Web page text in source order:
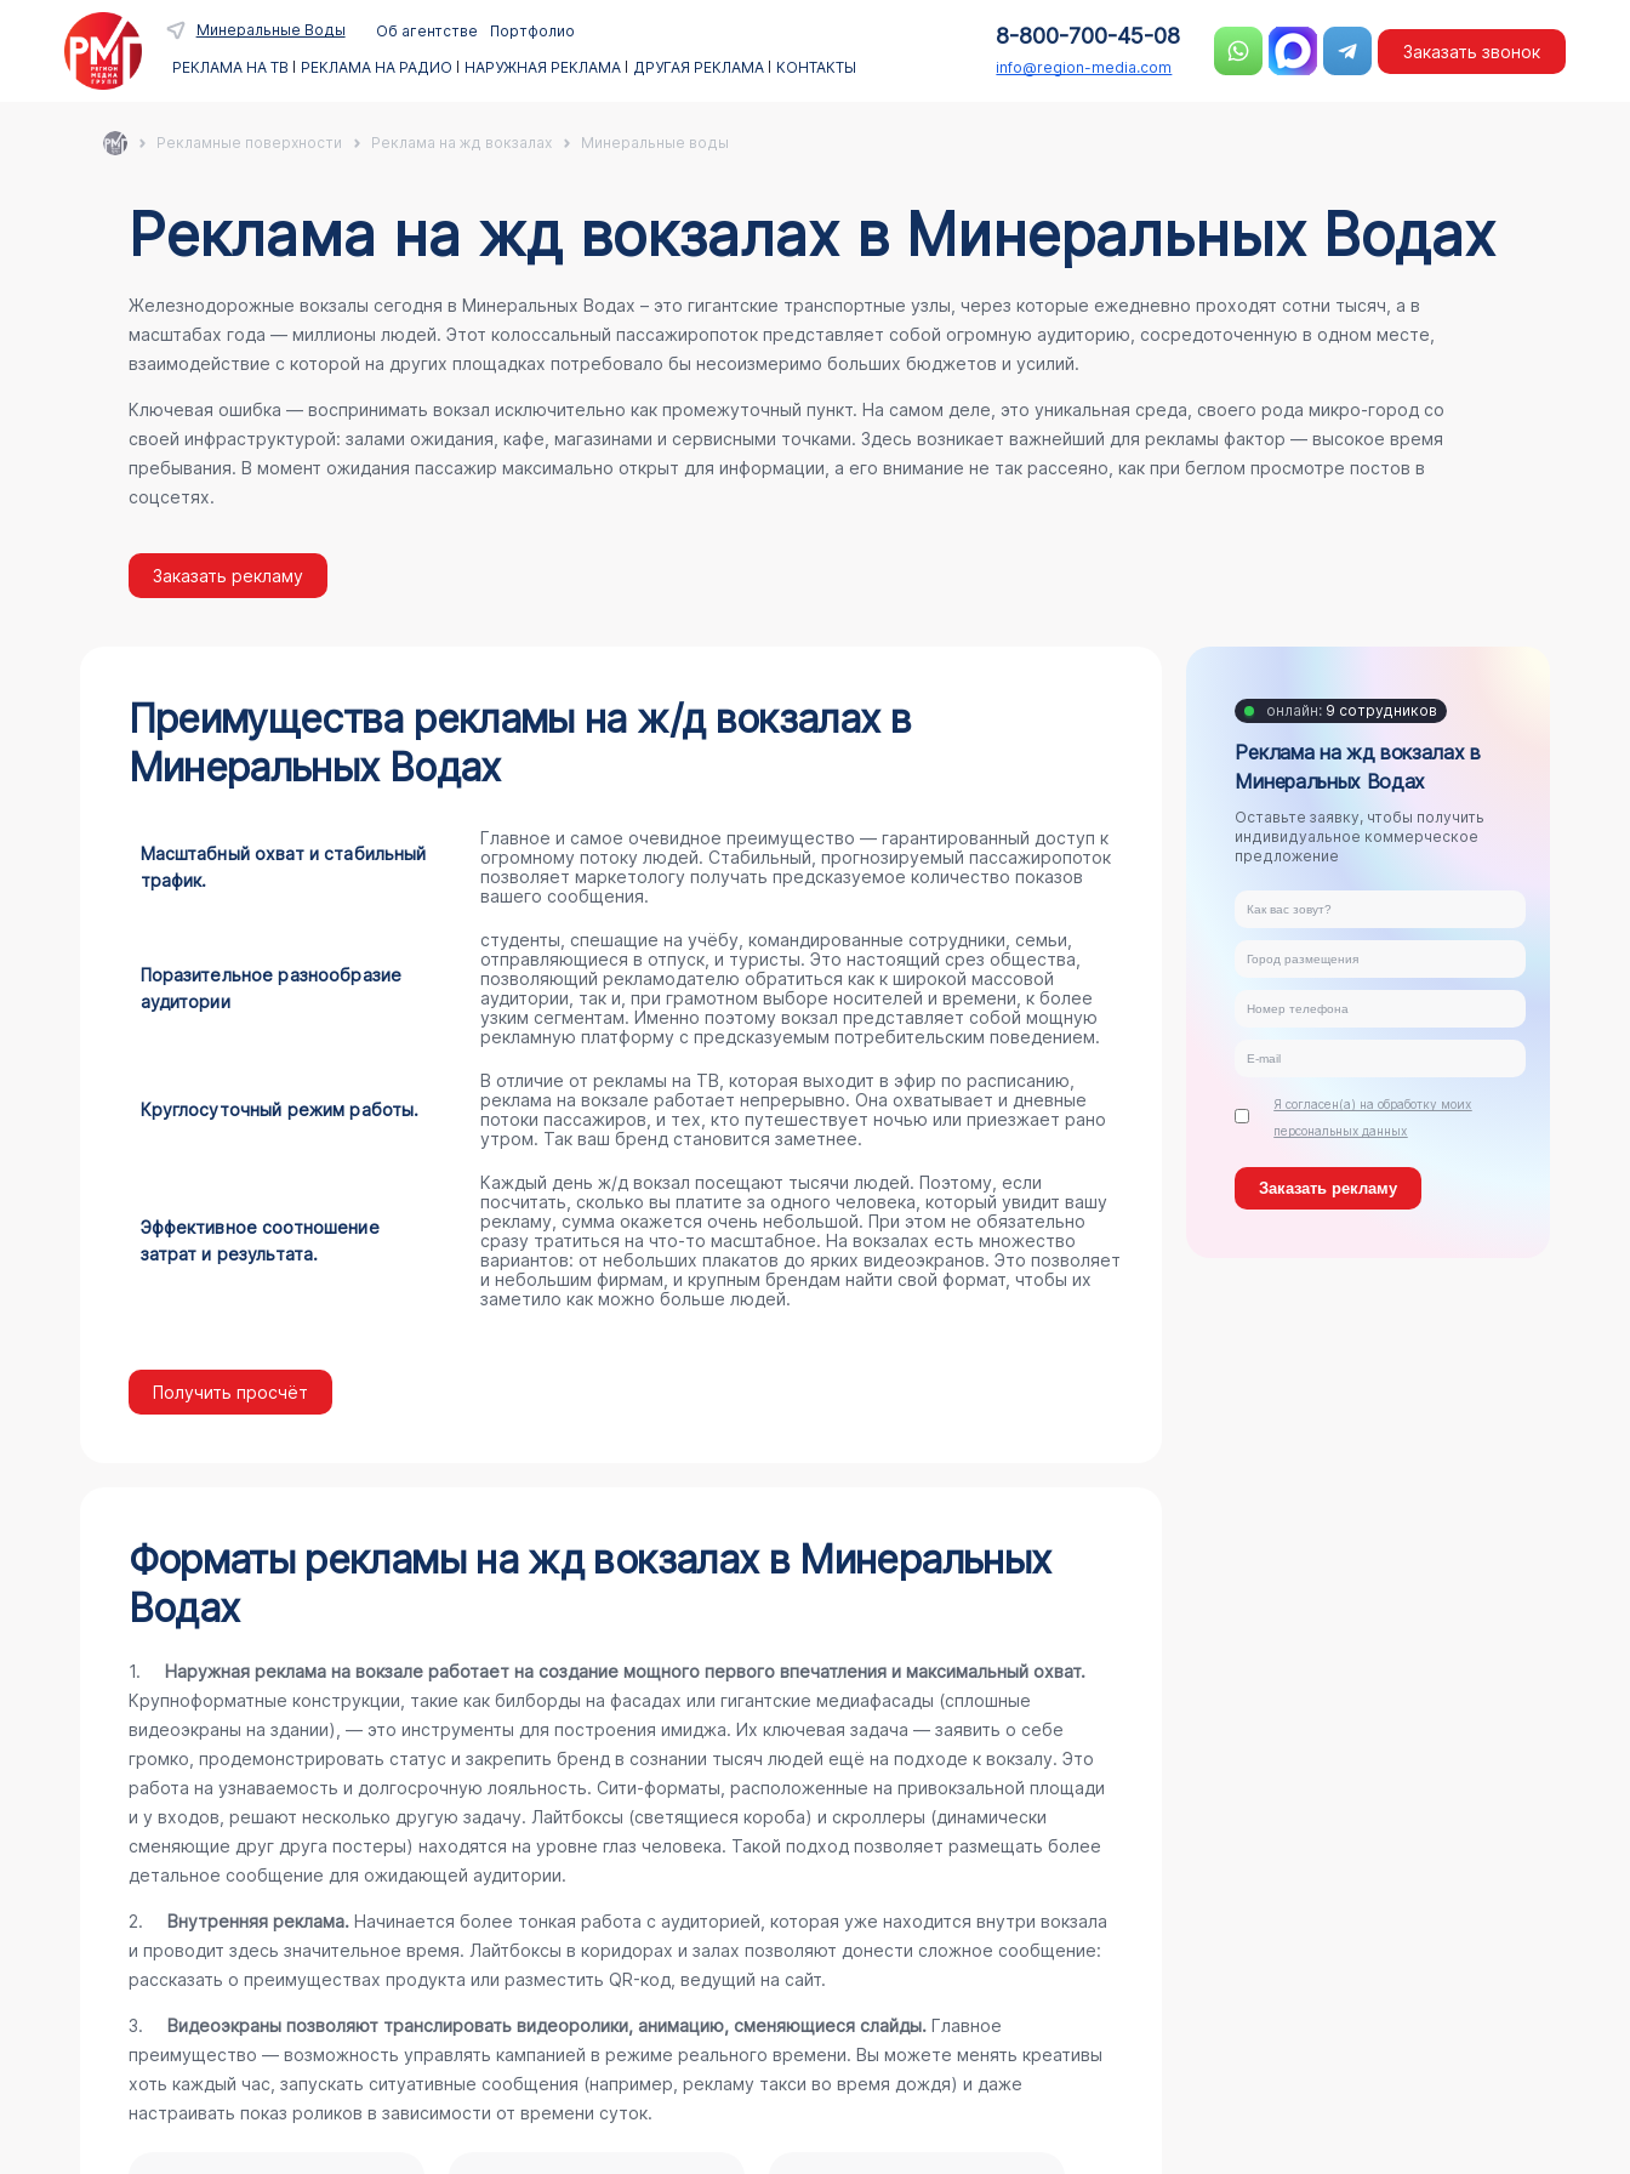
Минеральные Воды Об агентстве
Портфолио
РЕКЛАМА НА ТВ
РЕКЛАМА НА РАДИО НАРУЖНАЯ РЕКЛАМА ДРУГАЯ РЕКЛАМА КОНТАКТЫ
8-800-700-45-08
info@region-media.com
Заказать звонок
Рекламные поверхности Реклама на жд вокзалах Минеральные воды
Реклама на жд вокзалах в Минеральных Водах
Железнодорожные вокзалы сегодня в Минеральных Водах – это гигантские транспортные узлы, через которые ежедневно проходят сотни тысяч, а в
масштабах года — миллионы людей. Этот колоссальный пассажиропоток представляет собой огромную аудиторию, сосредоточенную в одном месте,
взаимодействие с которой на других площадках потребовало бы несоизмеримо больших бюджетов и усилий.
Ключевая ошибка — воспринимать вокзал исключительно как промежуточный пункт. На самом деле, это уникальная среда, своего рода микро-город со
своей инфраструктурой: залами ожидания, кафе, магазинами и сервисными точками. Здесь возникает важнейший для рекламы фактор — высокое время
пребывания. В момент ожидания пассажир максимально открыт для информации, а его внимание не так рассеяно, как при беглом просмотре постов в
соцсетях.
Заказать рекламу
Преимущества рекламы на ж/д вокзалах в
Минеральных Водах
Масштабный охват и стабильный
трафик.
Главное и самое очевидное преимущество — гарантированный доступ к
огромному потоку людей. Стабильный, прогнозируемый пассажиропоток
позволяет маркетологу получать предсказуемое количество показов
вашего сообщения.
Поразительное разнообразие
аудитории
студенты, спешащие на учёбу, командированные сотрудники, семьи,
отправляющиеся в отпуск, и туристы. Это настоящий срез общества,
позволяющий рекламодателю обратиться как к широкой массовой
аудитории, так и, при грамотном выборе носителей и времени, к более
узким сегментам. Именно поэтому вокзал представляет собой мощную
рекламную платформу с предсказуемым потребительским поведением.
Круглосуточный режим работы.
В отличие от рекламы на ТВ, которая выходит в эфир по расписанию,
реклама на вокзале работает непрерывно. Она охватывает и дневные
потоки пассажиров, и тех, кто путешествует ночью или приезжает рано
утром. Так ваш бренд становится заметнее.
Эффективное соотношение
затрат и результата.
Каждый день ж/д вокзал посещают тысячи людей. Поэтому, если
посчитать, сколько вы платите за одного человека, который увидит вашу
рекламу, сумма окажется очень небольшой. При этом не обязательно
сразу тратиться на что-то масштабное. На вокзалах есть множество
вариантов: от небольших плакатов до ярких видеоэкранов. Это позволяет
и небольшим фирмам, и крупным брендам найти свой формат, чтобы их
заметило как можно больше людей.
Получить просчёт
Форматы рекламы на жд вокзалах в Минеральных
Водах
1. Наружная реклама на вокзале работает на создание мощного первого впечатления и максимальный охват.
Крупноформатные конструкции, такие как билборды на фасадах или гигантские медиафасады (сплошные
видеоэкраны на здании), — это инструменты для построения имиджа. Их ключевая задача — заявить о себе
громко, продемонстрировать статус и закрепить бренд в сознании тысяч людей ещё на подходе к вокзалу. Это
работа на узнаваемость и долгосрочную лояльность. Сити-форматы, расположенные на привокзальной площади
и у входов, решают несколько другую задачу. Лайтбоксы (светящиеся короба) и скроллеры (динамически
сменяющие друг друга постеры) находятся на уровне глаз человека. Такой подход позволяет размещать более
детальное сообщение для ожидающей аудитории.
2. Внутренняя реклама. Начинается более тонкая работа с аудиторией, которая уже находится внутри вокзала
и проводит здесь значительное время. Лайтбоксы в коридорах и залах позволяют донести сложное сообщение:
рассказать о преимуществах продукта или разместить QR-код, ведущий на сайт.
3. Видеоэкраны позволяют транслировать видеоролики, анимацию, сменяющиеся слайды.Главное
преимущество — возможность управлять кампанией в режиме реального времени. Вы можете менять креативы
хоть каждый час, запускать ситуативные сообщения (например, рекламу такси во время дождя) и даже
настраивать показ роликов в зависимости от времени суток.
онлайн: 9 сотрудников
Реклама на жд вокзалах в
Минеральных Водах
Оставьте заявку, чтобы получить
индивидуальное коммерческое
предложение
Я согласен(а) на обработку моих
персональных данных